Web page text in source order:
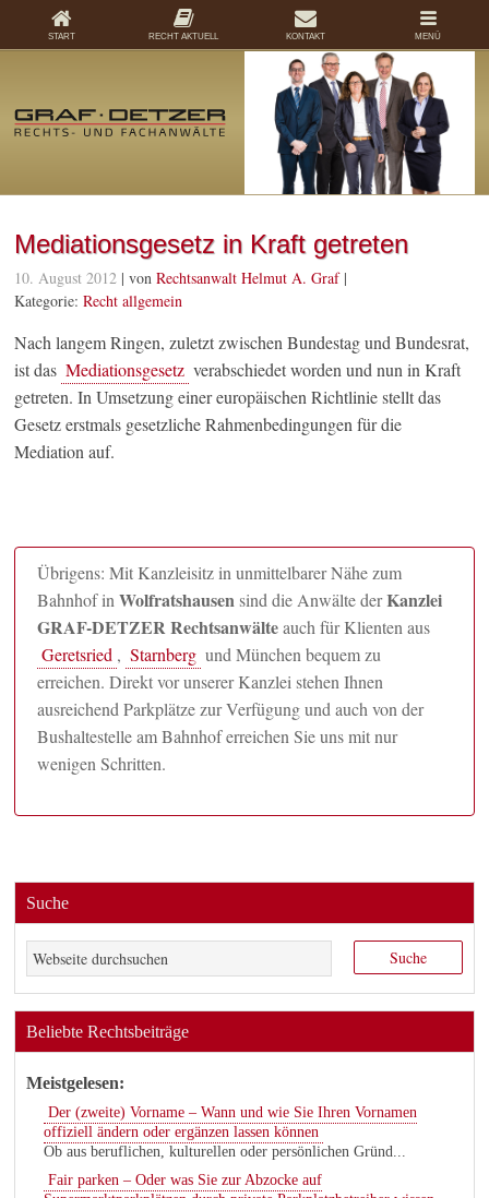
Mediationsgesetz in Kraft getreten
10. August 2012 | vonRechtsanwalt Helmut A. Graf|
Kategorie:Recht allgemein
Nach langem Ringen, zuletzt zwischen Bundestag und Bundesrat,
ist das Mediationsgesetz verabschiedet worden und nun in Kraft
getreten. In Umsetzung einer europäischen Richtlinie stellt das
Gesetz erstmals gesetzliche Rahmenbedingungen für die
Mediation auf.
Übrigens: Mit Kanzleisitz in unmittelbarer Nähe zum
Bahnhof inWolfratshausensind die Anwälte derKanzlei
GRAF-DETZER Rechtsanwälteauch für Klienten aus
Geretsried , Starnberg und München bequem zu
erreichen. Direkt vor unserer Kanzlei stehen Ihnen
ausreichend Parkplätze zur Verfügung und auch von der
Bushaltestelle am Bahnhof erreichen Sie uns mit nur
wenigen Schritten.
Suche
Beliebte Rechtsbeiträge
Meistgelesen:
Der (zweite) Vorname – Wann und wie Sie Ihren Vornamen
offiziell ändern oder ergänzen lassen können
Ob aus beruflichen, kulturellen oder persönlichen Gründ...
Fair parken – Oder was Sie zur Abzocke auf
START RECHT AKTUELL KONTAKT MENÜ